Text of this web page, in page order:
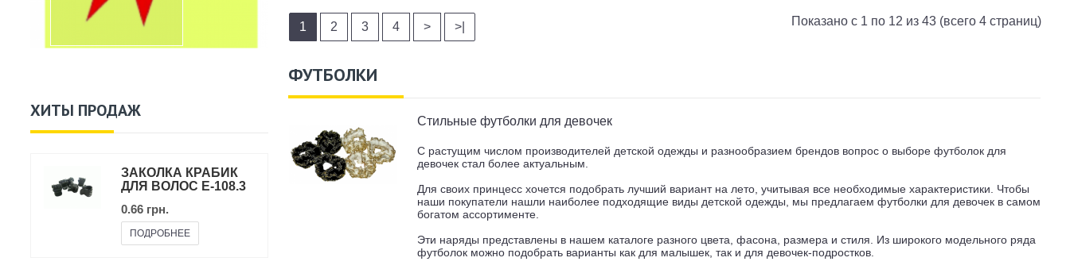
ХИТЫ ПРОДАЖ
ЗАКОЛКА КРАБИК
ДЛЯ ВОЛОС E-108.3
0.66 грн.
ПОДРОБНЕЕ
1 2 3 4 > >| Показано с 1 по 12 из 43 (всего 4 страниц)
ФУТБОЛКИ
Стильные футболки для девочек
С растущим числом производителей детской одежды и разнообразием брендов вопрос о выборе футболок для
девочек стал более актуальным.
Для своих принцесс хочется подобрать лучший вариант на лето, учитывая все необходимые характеристики. Чтобы
наши покупатели нашли наиболее подходящие виды детской одежды, мы предлагаем футболки для девочек в самом
богатом ассортименте.
Эти наряды представлены в нашем каталоге разного цвета, фасона, размера и стиля. Из широкого модельного ряда
футболок можно подобрать варианты как для малышек, так и для девочек-подростков.